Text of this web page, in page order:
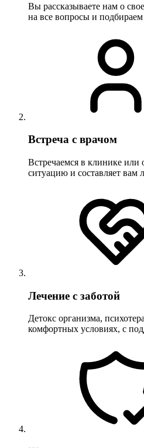
Вы рассказываете нам о
на все вопросы и
Встреча с врачом
Встречаемся в клинике или
ситуацию и составляет вам
Лечение с заботой
Детокс организма,
комфортных условиях, с